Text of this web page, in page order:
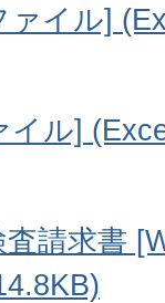
ァイル]
イル]
請求書